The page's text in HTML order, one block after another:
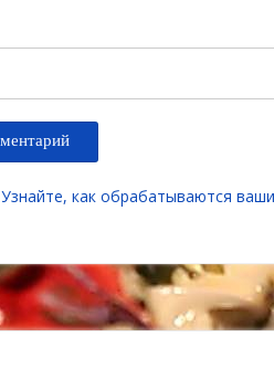
Узнайте, как обрабатываются